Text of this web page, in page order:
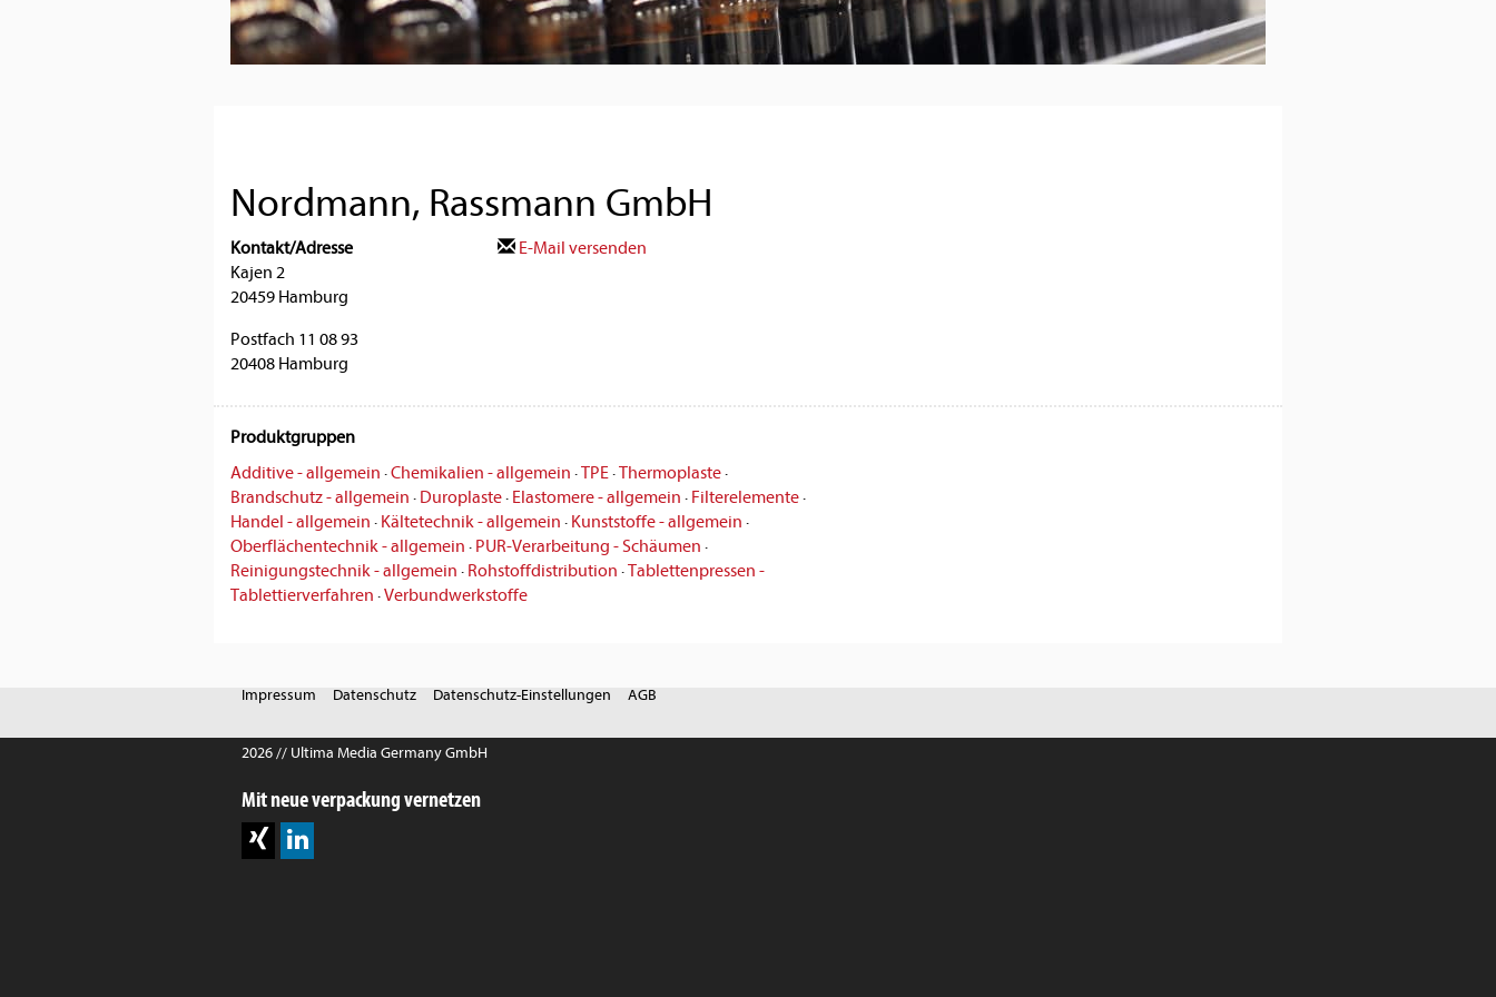
Nordmann, Rassmann GmbH
Kontakt/Adresse
Kajen 2
20459 Hamburg
Postfach 11 08 93
20408 Hamburg
E-Mail versenden
Produktgruppen
Additive - allgemein ·Chemikalien - allgemein ·TPE·Thermoplaste·
Brandschutz - allgemein · Duroplaste· Elastomere - allgemein · Filterelemente·
Handel - allgemein · Kältetechnik - allgemein · Kunststoffe - allgemein ·
Oberflächentechnik - allgemein · PUR-Verarbeitung - Schäumen ·
Reinigungstechnik - allgemein · Rohstoffdistribution ·Tablettenpressen -
Tablettierverfahren ·Verbundwerkstoffe
Impressum Datenschutz Datenschutz-Einstellungen AGB
2026 // Ultima Media Germany GmbH
Mit neue verpackung vernetzen